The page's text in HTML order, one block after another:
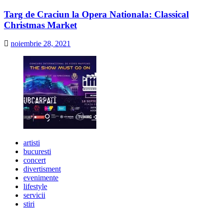
Targ de Craciun la Opera Nationala: Classical
Christmas Market
noiembrie 28, 2021
artisti
bucuresti
concert
divertisment
evenimente
lifestyle
servicii
stiri